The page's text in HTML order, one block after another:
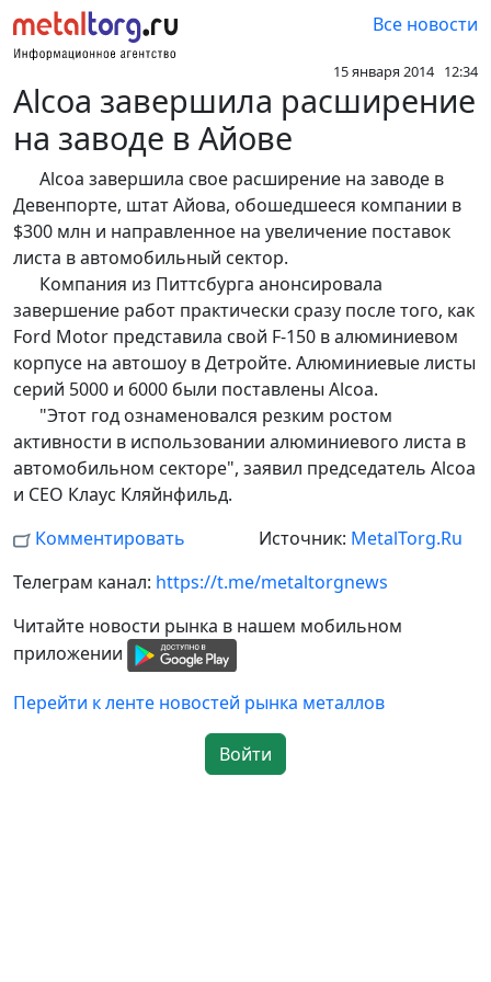
Все новости
15 января 2014 12:34
Alcoa завершила расширение
на заводе в Айове
Alcoa завершила свое расширение на заводе в
Девенпорте, штат Айова, обошедшееся компании в
$300 млн и направленное на увеличение поставок
листа в автомобильный сектор.
Компания из Питтсбурга анонсировала
завершение работ практически сразу после того, как
Ford Motor представила свой F-150 в алюминиевом
корпусе на автошоу в Детройте. Алюминиевые листы
серий 5000 и 6000 были поставлены Alcoa.
"Этот год ознаменовался резким ростом
активности в использовании алюминиевого листа в
автомобильном секторе", заявил председатель Alcoa
и СЕО Клаус Кляйнфильд.
Комментировать
Источник: MetalTorg.Ru
Телеграм канал: https://t.me/metaltorgnews
Читайте новости рынка в нашем мобильном
приложении
Перейти к ленте новостей рынка металлов
Войти